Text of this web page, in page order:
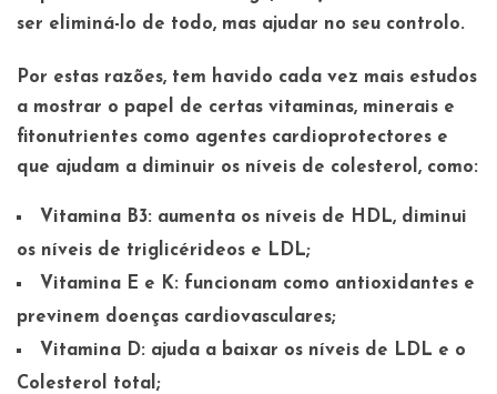
ser eliminá-lo de todo, mas ajudar no seu controlo.
Por estas razões, tem havido cada vez mais estudos
a mostrar o papel de certas vitaminas, minerais e
fitonutrientes como agentes cardioprotectores e
que ajudam a diminuir os níveis de colesterol, como:
Vitamina B3: aumenta os níveis de HDL, diminui
os níveis de triglicérideos e LDL;
Vitamina E e K: funcionam como antioxidantes e
previnem doenças cardiovasculares;
Vitamina D: ajuda a baixar os níveis de LDL e o
Colesterol total;